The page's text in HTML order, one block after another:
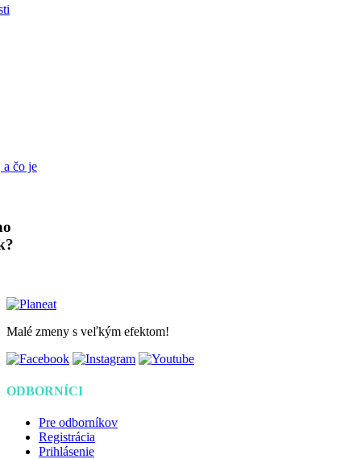
Malé zmeny s veľkým efektom!
ODBORNÍCI
Pre odborníkov
Registrácia
Prihlásenie